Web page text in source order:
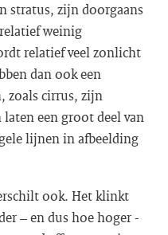
stratus, zijn doorgaans
weinig
relatief veel zonlicht
dan ook een
zoals cirrus, zijn
laten een groot deel van
lijnen in afbeelding
ook. Het klinkt
– en dus hoe hoger -